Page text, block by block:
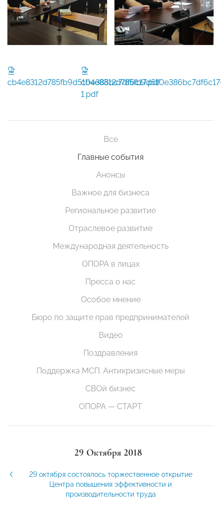
cb4e8312d785fb9d510e386bc7df6c17.pdf
1.pdf
Все
Главные события
Анонсы
Важное для бизнеса
Региональное развитие
Отраслевое развитие
Международная деятельность
ОПОРА в лицах
Пресса о нас
Особое мнение
Бюро по защите прав предпринимателей
Видео
Поздравления
Поддержка МСП. Антикризисные меры
СВОй бизнес
ОПОРА — СТАРТ
29 Октября 2018
29 октября состоялось торжественное открытие
Центра повышения эффективности и
производительности труда